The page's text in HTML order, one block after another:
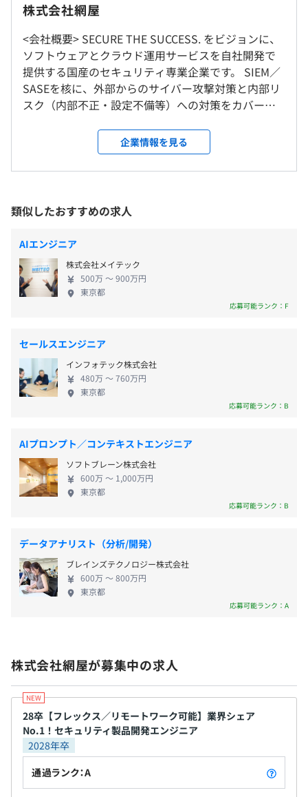
◆フルマネージドSASE『Verona』
拠点／在宅／モバイルをセキュアに接続。ゼロタッチ導
入・ポリシー一元管理・監視／運用の自動化までクラウド
から統合的に提供します。
「アカウント管理」「アクセス権管理」「ハードウェアや
ソフトウェアのインベントリ情報」の情報を取得できる統
合的な監査に対応した製品
・書籍代、外部研修、カンファレンス参加費用の全額負担
・社内勉強会の開催
・コードレビュー、ペアプログラミングの実施
ニタで広々とした開発環境をご用意します。
オブジェクト指向、アジャイル、スクラム、テスト駆動開
Docker、Terraform、Amazon ECS
Jiraによるissue駆動による開発スタイルです。
週1回の定例会議にて進捗報告をしますが、仕事の進め方
就業場所の変更範囲
＜雇入時＞
東京本社、および自宅
会社の定める場所（テレワークを行う場所を含む）
対策内容：敷地内禁煙（ビル内の別フロアに喫煙室があり
・東京メトロ半蔵門線「水天宮前駅」より徒歩5分
・東京メトロ日比谷線／都営浅草線「人形町駅」より徒歩
・都営地下鉄新宿線「浜町駅」より徒歩6分
年棒 ：5,700,000～9,000,000円
月給 ：475,000～750,000円
基本給 ：360,420～569,020円
見做し時間外手当：114,580～180,980円
は年収提示額を保証するものではありません）
◆フレックス制 (コアタイム10:00～16:00)
休憩時間：休憩60分 ※昼食時間は業務の都合により各々
の自主性に任せています
平均残業時間：平均15時間／月
・完全週休2日（土日祝祭日）
・年末年始（12/29～1/4）
・夏期休暇（7～9月で3日間）
・有給休暇
・通勤手当（全額支給）
・残業手当
・資格取得支援制度
・福利厚生保険制度
・語学支援制度
・クラブ活動支援制度
昇給査定 年1回(1月)
社会保険完備（健康保険・厚生年金保険・雇用保険・労災
保険）
株式会社網屋
<会社概要> SECURE THE SUCCESS. をビジョンに、
ソフトウェアとクラウド運用サービスを自社開発で
提供する国産のセキュリティ専業企業です。 SIEM／
SASEを核に、外部からのサイバー攻撃対策と内部リ
スク（内部不正・設定不備等）への対策をカバーす
◆データセキュリティ事業 国内シェアNo.1の国産
SIEM「ALog」を開発・提供。 サーバ／DB／クラウ
ド／ネットワーク機器など多様なログを統合収集・
シュボードで可視化します。 ログを“ふるまい”へ変
換する独自エンジンと独自AIによる異常検知で特許
を取得。 ◆ネットワークセキュリティ事業 フルマネ
ージドSASE「Verona」を中核とするNetwork All
Cloudで、拠点／在宅／モバイルをセキュアに接続。
ゼロタッチ導入・ポリシー一元管理・監視／運用の
自動化までクラウドから統合的に提供します。 関連
シンプルWi‑Fi（Ubiquiti）も展開。
企業情報を見る
類似したおすすめの求人
AIエンジニア
株式会社メイテック
500万 〜 900万円
東京都
応募可能ランク：F
セールスエンジニア
インフォテック株式会社
480万 〜 760万円
東京都
応募可能ランク：B
AIプロンプト／コンテキストエンジニア
ソフトブレーン株式会社
600万 〜 1,000万円
東京都
応募可能ランク：B
データアナリスト（分析/開発）
ブレインズテクノロジー株式会社
600万 〜 800万円
東京都
応募可能ランク：A
株式会社網屋が募集中の求人
28卒【フレックス／リモートワーク可能】業界シェア
No.1！セキュリティ製品開発エンジニア
2028年卒
通過ランク：A